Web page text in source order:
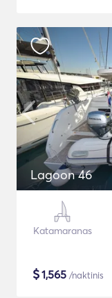
Lagoon 46
Katamaranas
$1,565 /naktinis